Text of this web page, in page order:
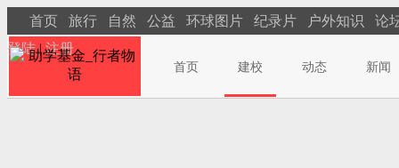
首页 旅行 自然 公益 环球图片 纪录片 户外知识
论
登陆 | 注册
首页 建校 动态 新闻